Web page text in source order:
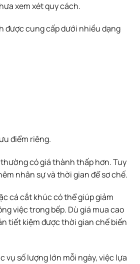
xem xét quy cách.
được cung cấp dưới nhiều dạng
điểm riêng.
có giá thành thấp hơn. Tuy
nhân sự và thời gian để sơ chế.
cá cắt khúc có thể giúp giảm
việc trong bếp. Dù giá mua cao
tiết kiệm được thời gian chế biến
vụ số lượng lớn mỗi ngày, việc lựa